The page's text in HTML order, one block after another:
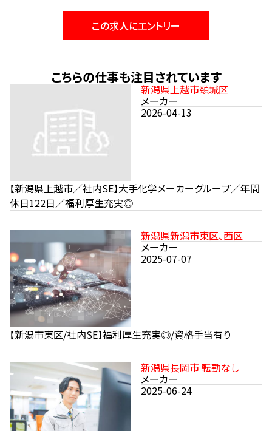
この求人にエントリー
こちらの仕事も注目されています
新潟県上越市頸城区
メーカー
2026-04-13
【新潟県上越市／社内SE】大手化学メーカーグループ／年間
休日122日／福利厚生充実◎
新潟県新潟市東区、西区
メーカー
2025-07-07
【新潟市東区/社内SE】福利厚生充実◎/資格手当有り
新潟県長岡市 転勤なし
メーカー
2025-06-24